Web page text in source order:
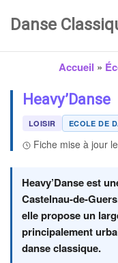
Danse
Accueil »
Heavy’Danse
LOISIR ECOLE DE
Fiche mise à jour
Heavy’Danse est
Castelnau-de-
elle propose un
principalement
danse classique.